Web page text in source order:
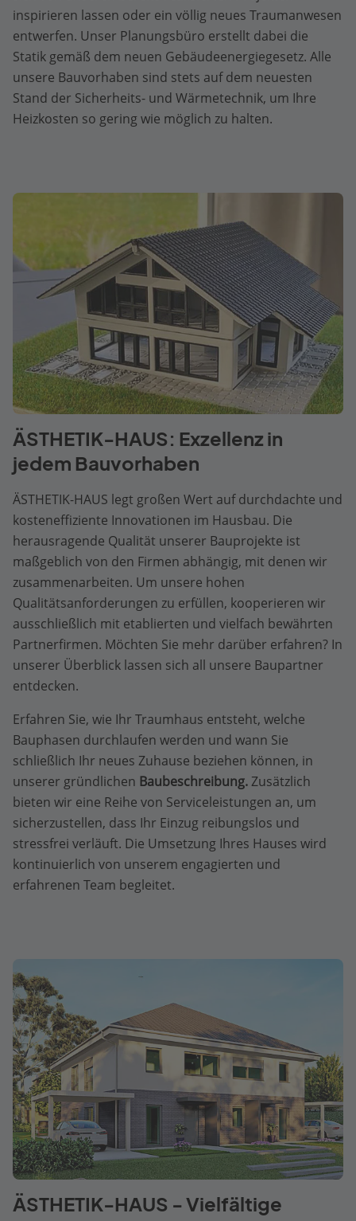
inspirieren lassen oder ein völlig neues Traumanwesen
entwerfen. Unser Planungsbüro erstellt dabei die
Statik gemäß dem neuen Gebäudeenergiegesetz. Alle
unsere Bauvorhaben sind stets auf dem neuesten
Stand der Sicherheits- und Wärmetechnik, um Ihre
Heizkosten so gering wie möglich zu halten.
ÄSTHETIK-HAUS: Exzellenz in
jedem Bauvorhaben
ÄSTHETIK-HAUS legt großen Wert auf durchdachte und
kosteneffiziente Innovationen im Hausbau. Die
herausragende Qualität unserer Bauprojekte ist
maßgeblich von den Firmen abhängig, mit denen wir
zusammenarbeiten. Um unsere hohen
Qualitätsanforderungen zu erfüllen, kooperieren wir
ausschließlich mit etablierten und vielfach bewährten
Partnerfirmen. Möchten Sie mehr darüber erfahren? In
unserer Überblick lassen sich all unsere Baupartner
entdecken.
Erfahren Sie, wie Ihr Traumhaus entsteht, welche
Bauphasen durchlaufen werden und wann Sie
schließlich Ihr neues Zuhause beziehen können, in
unserer gründlichen Baubeschreibung.Zusätzlich
bieten wir eine Reihe von Serviceleistungen an, um
sicherzustellen, dass Ihr Einzug reibungslos und
stressfrei verläuft. Die Umsetzung Ihres Hauses wird
kontinuierlich von unserem engagierten und
erfahrenen Team begleitet.
ÄSTHETIK-HAUS - Vielfältige